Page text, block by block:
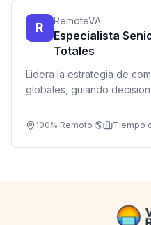
R RemoteVA
Especialista
Totales
Lidera la estrategia de
globales, guiando
100% Remoto 🌎 Tiempo